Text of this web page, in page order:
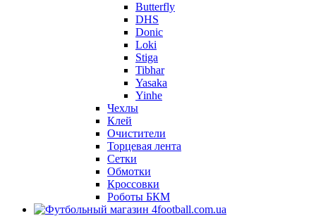
Butterfly
DHS
Donic
Loki
Stiga
Tibhar
Yasaka
Yinhe
Чехлы
Клей
Очистители
Торцевая лента
Сетки
Обмотки
Кроссовки
Роботы БКМ